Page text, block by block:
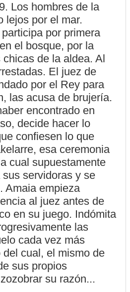
Los hombres de la
lejos por el mar.
por primera
el bosque, por la
de la aldea. Al
El juez de
por el Rey para
las acusa de brujería.
encontrado en
decide hacer lo
confiesen lo que
esa ceremonia
cual supuestamente
servidoras y se
Amaia empieza
al juez antes de
en su juego. Indómita
las
cada vez más
cual, el mismo de
sus propios
su razón...